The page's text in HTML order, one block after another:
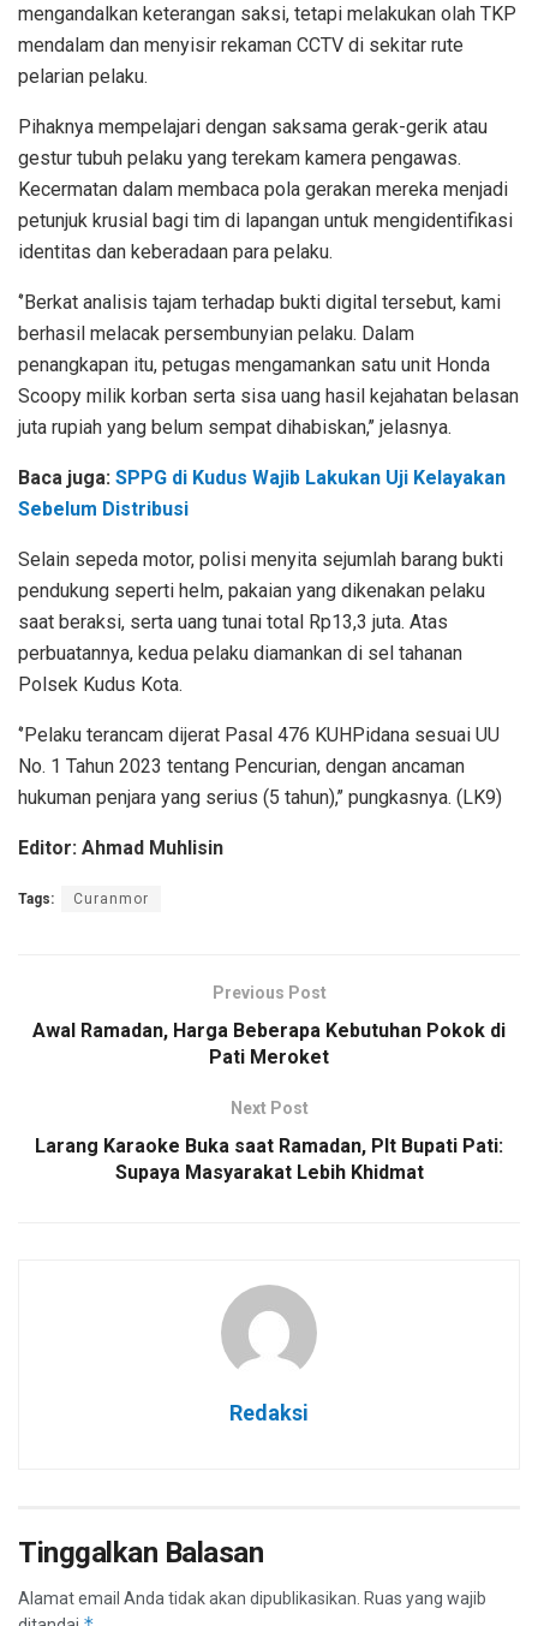
mengandalkan keterangan saksi, tetapi melakukan olah TKP
mendalam dan menyisir rekaman CCTV di sekitar rute
pelarian pelaku.
Pihaknya mempelajari dengan saksama gerak-gerik atau
gestur tubuh pelaku yang terekam kamera pengawas.
Kecermatan dalam membaca pola gerakan mereka menjadi
petunjuk krusial bagi tim di lapangan untuk mengidentifikasi
identitas dan keberadaan para pelaku.
‘’Berkat analisis tajam terhadap bukti digital tersebut, kami
berhasil melacak persembunyian pelaku. Dalam
penangkapan itu, petugas mengamankan satu unit Honda
Scoopy milik korban serta sisa uang hasil kejahatan belasan
juta rupiah yang belum sempat dihabiskan,’’ jelasnya.
Baca juga: SPPG di Kudus Wajib Lakukan Uji Kelayakan
Sebelum Distribusi
Selain sepeda motor, polisi menyita sejumlah barang bukti
pendukung seperti helm, pakaian yang dikenakan pelaku
saat beraksi, serta uang tunai total Rp13,3 juta. Atas
perbuatannya, kedua pelaku diamankan di sel tahanan
Polsek Kudus Kota.
‘’Pelaku terancam dijerat Pasal 476 KUHPidana sesuai UU
No. 1 Tahun 2023 tentang Pencurian, dengan ancaman
hukuman penjara yang serius (5 tahun),’’ pungkasnya. (LK9)
Editor: Ahmad Muhlisin
Tags: Curanmor
Previous Post
Awal Ramadan, Harga Beberapa Kebutuhan Pokok di
Pati Meroket
Next Post
Larang Karaoke Buka saat Ramadan, Plt Bupati Pati:
Supaya Masyarakat Lebih Khidmat
Redaksi
Tinggalkan Balasan
Alamat email Anda tidak akan dipublikasikan. Ruas yang wajib